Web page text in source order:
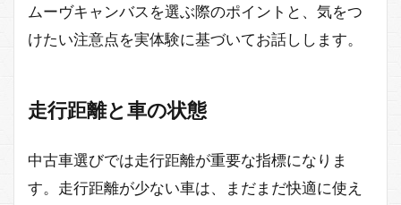
ムーヴキャンバスを選ぶ際のポイントと、気をつ
けたい注意点を実体験に基づいてお話しします。
走行距離と車の状態
中古車選びでは走行距離が重要な指標になりま
す。走行距離が少ない車は、まだまだ快適に使え